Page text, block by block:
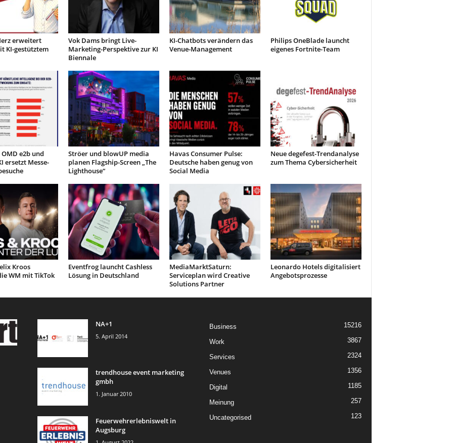
erweitert
KI-gestütztem
Vok Dams bringt Live-
Marketing-Perspektive zur KI
Biennale
KI-Chatbots verändern das
Venue-Management
Philips OneBlade launcht
eigenes Fortnite-Team
e2b und
ersetzt Messe-
Ströer und blowUP media
planen Flagship-Screen „The
Lighthouse“
Havas Consumer Pulse:
Deutsche haben genug von
Social Media
Neue degefest-Trendanalyse
zum Thema Cybersicherheit
Kroos
WM mit TikTok
Eventfrog launcht Cashless
Lösung in Deutschland
MediaMarktSaturn:
Serviceplan wird Creative
Solutions Partner
Leonardo Hotels digitalisiert
Angebotsprozesse
NA+1
5. April 2014
trendhouse event marketing
gmbh
1. Januar 2010
Feuerwehrerlebniswelt in
Augsburg
Business 15216
Work 3867
Services 2324
Venues 1356
Digital 1185
Meinung 257
Uncategorised 123